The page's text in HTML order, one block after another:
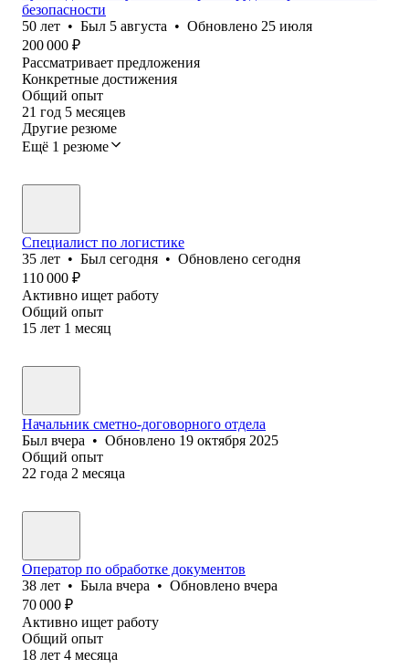
безопасности
50 лет • Был 5 августа • Обновлено 25 июля
200 000 ₽
Рассматривает предложения
Конкретные достижения
Общий опыт
21 год 5 месяцев
Другие резюме
Ещё 1 резюме
Специалист по логистике
35 лет • Был сегодня • Обновлено сегодня
110 000 ₽
Активно ищет работу
Общий опыт
15 лет 1 месяц
Начальник сметно-договорного отдела
Был вчера • Обновлено 19 октября 2025
Общий опыт
22 года 2 месяца
Оператор по обработке документов
38 лет • Была вчера • Обновлено вчера
70 000 ₽
Активно ищет работу
Общий опыт
18 лет 4 месяца